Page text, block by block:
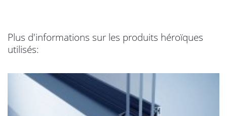
Plus d'informations sur les produits héroïques
utilisés: